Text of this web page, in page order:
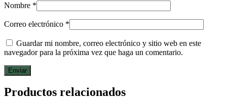
Nombre *
Correo electrónico *
Guardar mi nombre, correo electrónico y sitio web en este
navegador para la próxima vez que haga un comentario.
Productos relacionados